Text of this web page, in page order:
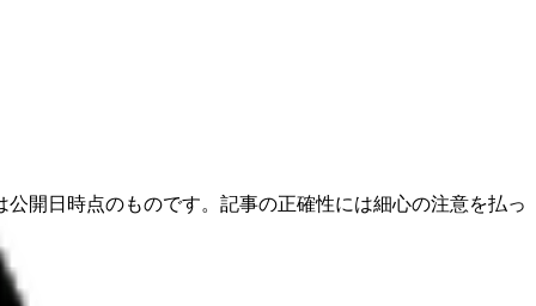
開日時点のものです。記事の正確性には細心の注意を払っ